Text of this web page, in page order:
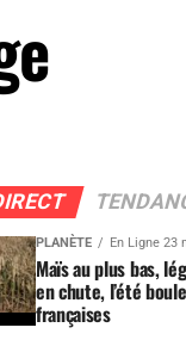
PLANÈTE En Ligne 23
Maïs au plus bas,
en chute, l’été
françaises